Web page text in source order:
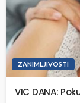
ZANIMLJIVOSTI
VIC DANA: